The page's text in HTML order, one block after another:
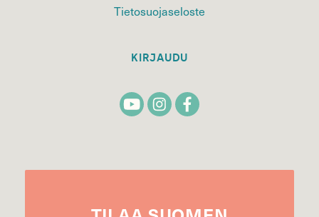
Tietosuojaseloste
KIRJAUDU